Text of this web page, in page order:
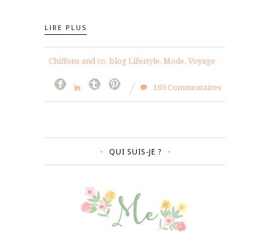
LIRE PLUS
Chiffons and co, blog Lifestyle, Mode, Voyage
169 Commentaires
QUI SUIS-JE ?